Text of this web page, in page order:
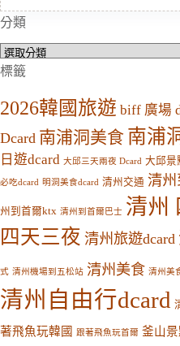
分類
分
類
標籤
2026韓國旅遊 biff 廣場
Dcard 南浦洞美食 南浦
日遊dcard 大邱三天兩夜 Dcard 大邱景
必吃dcard 明洞美食dcard 清州交通 清州
州到首爾ktx 清州到首爾巴士 清州
四天三夜 清州旅遊dcard
式 清州機場到五松站 清州美食 清州美
清州自由行dcard
著飛魚玩韓國 跟著飛魚玩首爾 釜山景